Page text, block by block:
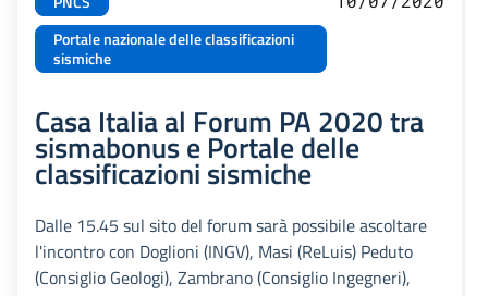
Portale nazionale delle classificazioni
sismiche
Casa Italia al Forum PA 2020 tra
sismabonus e Portale delle
classificazioni sismiche
Dalle 15.45 sul sito del forum sarà possibile ascoltare
l'incontro con Doglioni (INGV), Masi (ReLuis) Peduto
(Consiglio Geologi), Zambrano (Consiglio Ingegneri),